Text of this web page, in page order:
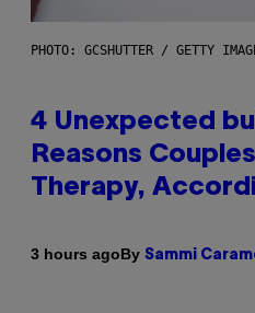
PHOTO: GCSHUTTER / GETTY
4 Unexpected
Reasons
Therapy,
3 hours agoBy Sammi